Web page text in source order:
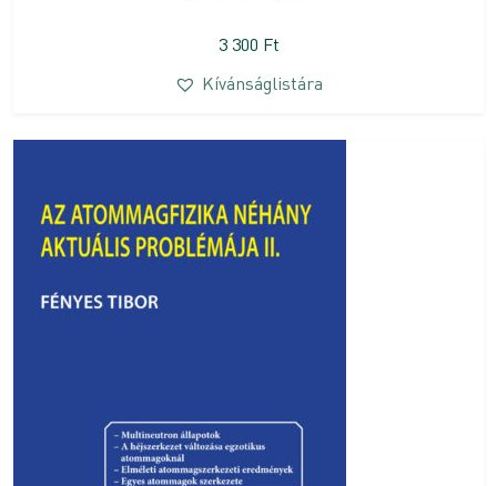
3 300 Ft
Kívánságlistára